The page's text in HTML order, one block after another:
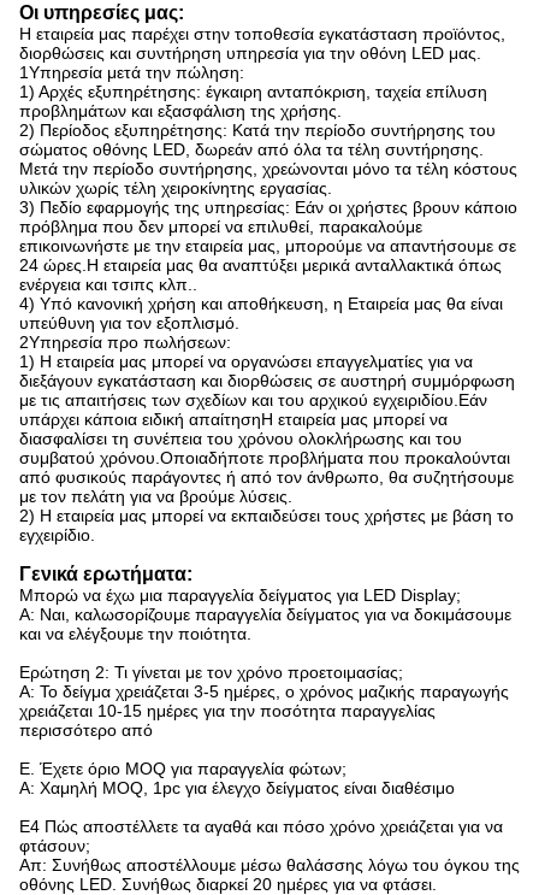
Οι υπηρεσίες μας:
Η εταιρεία μας παρέχει στην τοποθεσία εγκατάσταση προϊόντος,
διορθώσεις και συντήρηση υπηρεσία για την οθόνη LED μας.
1Υπηρεσία μετά την πώληση:
1) Αρχές εξυπηρέτησης: έγκαιρη ανταπόκριση, ταχεία επίλυση
προβλημάτων και εξασφάλιση της χρήσης.
2) Περίοδος εξυπηρέτησης: Κατά την περίοδο συντήρησης του
σώματος οθόνης LED, δωρεάν από όλα τα τέλη συντήρησης.
Μετά την περίοδο συντήρησης, χρεώνονται μόνο τα τέλη κόστους
υλικών χωρίς τέλη χειροκίνητης εργασίας.
3) Πεδίο εφαρμογής της υπηρεσίας: Εάν οι χρήστες βρουν κάποιο
πρόβλημα που δεν μπορεί να επιλυθεί, παρακαλούμε
επικοινωνήστε με την εταιρεία μας, μπορούμε να απαντήσουμε σε
24 ώρες.Η εταιρεία μας θα αναπτύξει μερικά ανταλλακτικά όπως
ενέργεια και τσιπς κλπ..
4) Υπό κανονική χρήση και αποθήκευση, η Εταιρεία μας θα είναι
υπεύθυνη για τον εξοπλισμό.
2Υπηρεσία προ πωλήσεων:
1) Η εταιρεία μας μπορεί να οργανώσει επαγγελματίες για να
διεξάγουν εγκατάσταση και διορθώσεις σε αυστηρή συμμόρφωση
με τις απαιτήσεις των σχεδίων και του αρχικού εγχειριδίου.Εάν
υπάρχει κάποια ειδική απαίτησηΗ εταιρεία μας μπορεί να
διασφαλίσει τη συνέπεια του χρόνου ολοκλήρωσης και του
συμβατού χρόνου.Οποιαδήποτε προβλήματα που προκαλούνται
από φυσικούς παράγοντες ή από τον άνθρωπο, θα συζητήσουμε
με τον πελάτη για να βρούμε λύσεις.
2) Η εταιρεία μας μπορεί να εκπαιδεύσει τους χρήστες με βάση το
εγχειρίδιο.
Γενικά ερωτήματα:
Μπορώ να έχω μια παραγγελία δείγματος για LED Display;
Α: Ναι, καλωσορίζουμε παραγγελία δείγματος για να δοκιμάσουμε
και να ελέγξουμε την ποιότητα.
Ερώτηση 2: Τι γίνεται με τον χρόνο προετοιμασίας;
Α: Το δείγμα χρειάζεται 3-5 ημέρες, ο χρόνος μαζικής παραγωγής
χρειάζεται 10-15 ημέρες για την ποσότητα παραγγελίας
περισσότερο από
Ε. Έχετε όριο MOQ για παραγγελία φώτων;
Α: Χαμηλή MOQ, 1pc για έλεγχο δείγματος είναι διαθέσιμο
Ε4 Πώς αποστέλλετε τα αγαθά και πόσο χρόνο χρειάζεται για να
φτάσουν;
Απ: Συνήθως αποστέλλουμε μέσω θαλάσσης λόγω του όγκου της
οθόνης LED. Συνήθως διαρκεί 20 ημέρες για να φτάσει.